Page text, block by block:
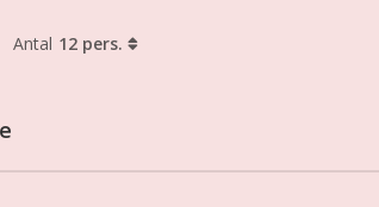
Antal 12 pers.